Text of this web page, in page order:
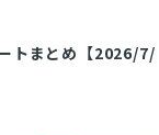
トまとめ【2026/7/